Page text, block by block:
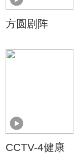
方圆剧阵
CCTV-4健康